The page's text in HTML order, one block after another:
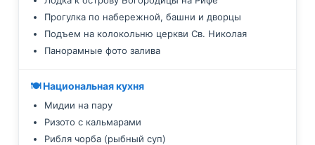
Прогулка по набережной, башни и дворцы
Подъем на колокольню церкви Св. Николая
Панорамные фото залива
🍽️ Национальная кухня
Мидии на пару
Ризото с кальмарами
Рибля чорба (рыбный суп)